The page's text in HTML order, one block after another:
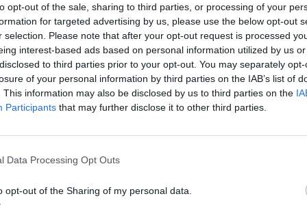
opt-out of the sale, sharing to third parties, or processing of your
for targeted advertising by us, please use the below opt-out
selection. Please note that after your opt-out request is processed
interest-based ads based on personal information utilized by us
to third parties prior to your opt-out. You may separately
of your personal information by third parties on the IAB’s list of
This information may also be disclosed by us to third parties on the
Participants that may further disclose it to other third parties.
Data Processing Opt Outs
opt-out of the Sharing of my personal data.
de Alvito, ETA do Roxo, EEAA do Cerro Ruivo,
EEAA da Ameira 1 e Ameira 2, bem como nas
Nova de Milfontes, Beja, Grândola,Vidigueirae
a empreitada inclui a elaboração dos
a instalação dos equipamentos fotovoltaicos,
controlo, bem como a obtenção das